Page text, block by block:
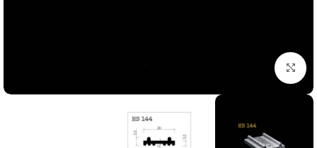
بزرگنمایی تصویر